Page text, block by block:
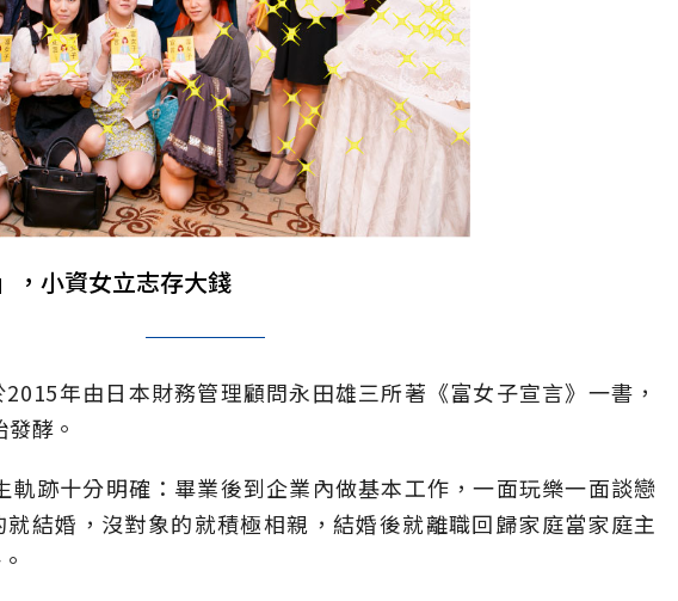
，小資女立志存大錢
2015年由日本財務管理顧問永田雄三所著《富女子宣言》一書，
酵。
軌跡十分明確：畢業後到企業內做基本工作，一面玩樂一面談戀
結婚，沒對象的就積極相親，結婚後就離職回歸家庭當家庭主